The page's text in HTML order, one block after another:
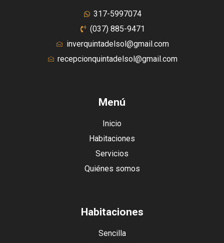
317-5997074
(037) 885-9471
inverquintadelsol@gmail.com
recepcionquintadelsol@gmail.com
Menú
Inicio
Habitaciones
Servicios
Quiénes somos
Habitaciones
Sencilla